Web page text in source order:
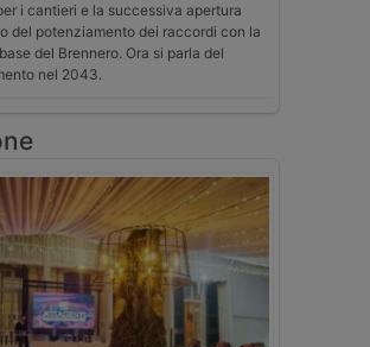
i cantieri e la successiva apertura
del potenziamento dei raccordi con la
del Brennero. Ora si parla del
nel 2043.